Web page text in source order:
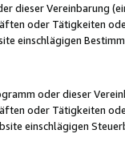
dieser Vereinbarung
oder Tätigkeiten
einschlägigen
oder dieser
oder Tätigkeiten
einschlägigen